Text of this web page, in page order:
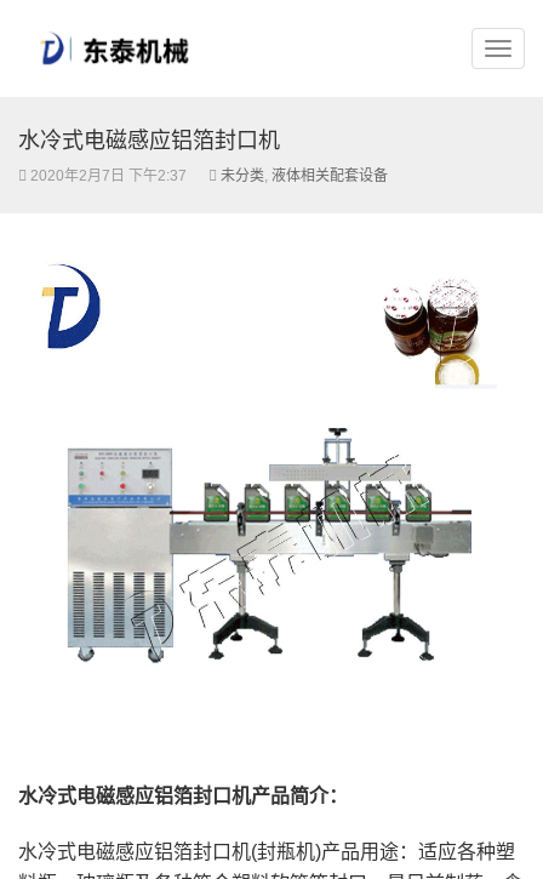
水冷式电磁感应铝箔封口机
2020年2月7日 下午2:37 未分类, 液体相关配套设备
水冷式电磁感应铝箔封口机产品简介：
水冷式电磁感应铝箔封口机(封瓶机)产品用途：适应各种塑